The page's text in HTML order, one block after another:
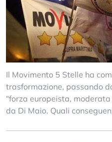
Il Movimento 5 Stelle ha
trasformazione, passando
“forza europeista,
da Di Maio. Quali